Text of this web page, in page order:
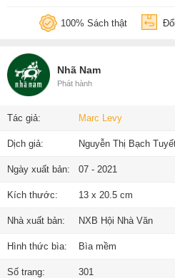
100% Sách thật
Nhã Nam
Phát hành
Tác giả: Marc Levy
Dịch giả: Nguyễn Thị Bạch
Ngày xuất bản: 07 - 2021
Kích thước: 13 x 20.5 cm
Nhà xuất bản: NXB Hội Nhà Văn
Hình thức bìa: Bìa mềm
Số trang: 301